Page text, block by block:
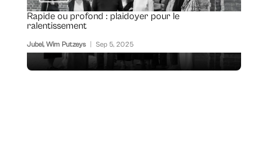
Rapide ou profond : plaidoyer pour le
ralentissement
Jubel, Wim Putzeys Sep 5, 2025